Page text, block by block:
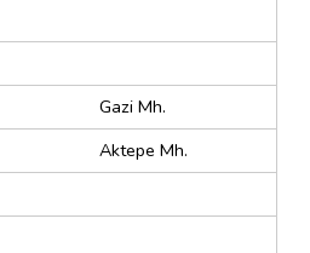
Gazi Mh.
Aktepe Mh.